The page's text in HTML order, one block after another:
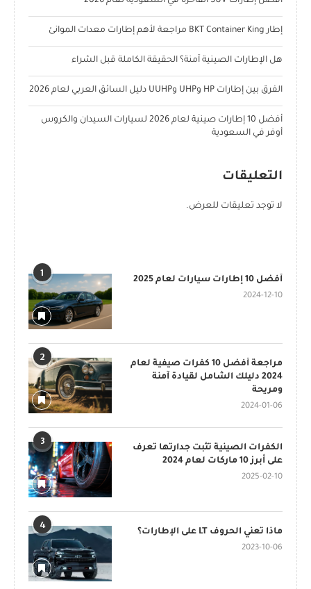
إطار BKT Container King مراجعة لأهم إطارات معدات الموانئ
هل الإطارات الصينية آمنة؟ الحقيقة الكاملة قبل الشراء
الفرق بين إطارات HP وUHP وUUHP دليل السائق العربي لعام 2026
أفضل 10 إطارات صينية لعام 2026 لسيارات السيدان والكروس
أوفر في السعودية
التعليقات
لا توجد تعليقات للعرض.
1
أفضل 10 إطارات سيارات لعام 2025
2024-12-10
2
مراجعة أفضل 10 كفرات صيفية لعام
2024 دليلك الشامل لقيادة آمنة
ومريحة
2024-01-06
3
الكفرات الصينية تثبت جدارتها تعرف
على أبرز 10 ماركات لعام 2024
2025-02-10
4
ماذا تعني الحروف LT على الإطارات؟
2023-10-06